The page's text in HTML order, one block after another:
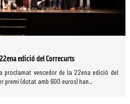
edició del Correcurts
proclamat vencedor de la 22ena edició del
premi (dotat amb 600 euros) han...